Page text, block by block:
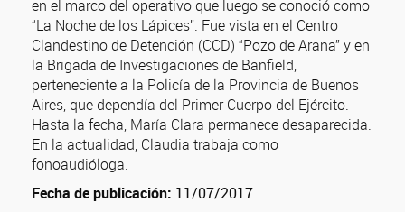
en el marco del operativo que luego se conoció como
“La Noche de los Lápices”. Fue vista en el Centro
Clandestino de Detención (CCD) “Pozo de Arana” y en
la Brigada de Investigaciones de Banfield,
perteneciente a la Policía de la Provincia de Buenos
Aires, que dependía del Primer Cuerpo del Ejército.
Hasta la fecha, María Clara permanece desaparecida.
En la actualidad, Claudia trabaja como
fonoaudióloga.
Fecha de publicación: 11/07/2017